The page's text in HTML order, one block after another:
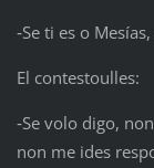
‑Se ti es o
El contestoulles:
‑Se volo digo,
non me ides